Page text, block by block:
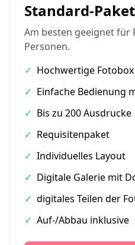
Standard-Paket
Am besten geeignet für
Personen.
✓ Hochwertige Fotobox
✓ Einfache Bedienung
✓ Bis zu 200 Ausdrucke
✓ Requisitenpaket
✓ Individuelles Layout
✓ Digitale Galerie mit
✓ digitales Teilen der
✓ Auf-/Abbau inklusive